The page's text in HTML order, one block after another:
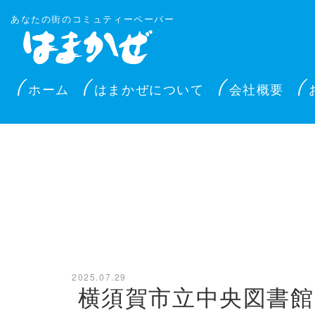
あなたの街のコミュティーペーパー
ホーム はまかぜについて 会社概要
2025.07.29
横須賀市立中央図書